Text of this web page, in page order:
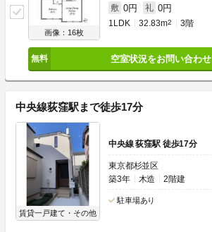
画像：16枚
敷 0円 礼 0円
1LDK 32.83m2 3階
空室状況をお問い合わせ
中央線荻窪駅まで徒歩17分
賃貸一戸建て・その他
中央線 荻窪駅 徒歩17分
東京都杉並区
築3年
木造 2階建
駐車場あり